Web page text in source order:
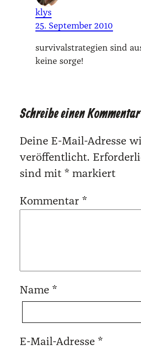
klys
25. September 2010
sur­vi­val­stra­te­gien sind
kei­ne sor­ge!
Schreibe einen Kommentar
Deine E-Mail-Adresse
veröffentlicht.
sind mit * markiert
Kommentar *
Name *
E-Mail-Adresse *